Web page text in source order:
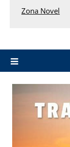
Zona Novel